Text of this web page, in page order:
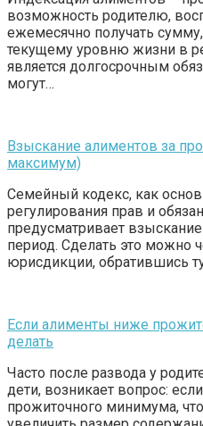
возможность родителю,
ежемесячно получать
текущему уровню жизни в
является долгосрочным
могут…
Взыскание алиментов за
максимум)
Семейный кодекс, как
регулирования прав и
предусматривает
период. Cделать это можно
юрисдикции, обратившись
Если алименты ниже
делать
Часто после развода у
дети, возникает вопрос:
прожиточного минимума,